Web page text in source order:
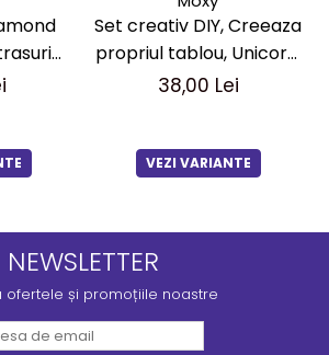
Set creativ DIY, Creeaza
propriul tablou, Unicorn,
Moxy
38,00 Lei
VEZI VARIANTE
NEWSLETTER
ofertele și promoțiile noastre